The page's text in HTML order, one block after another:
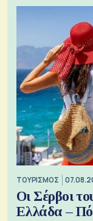
ΤΟΥΡΙΣΜΟΣ
Οι Σέρβοι
Ελλάδα –